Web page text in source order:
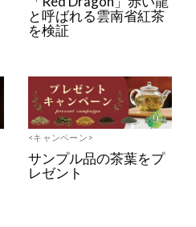
と呼ばれる雲南省紅茶
を検証
<キャンペーン>
サンプル品の茶葉をプ
レゼント